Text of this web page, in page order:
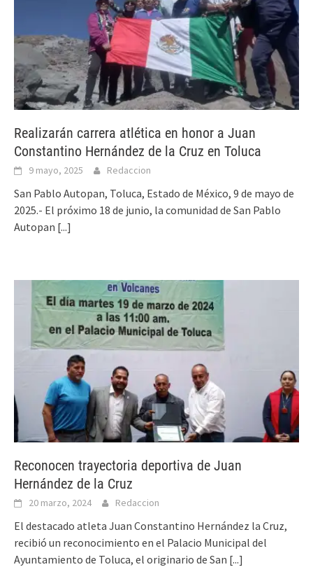
Realizarán carrera atlética en honor a Juan
Constantino Hernández de la Cruz en Toluca
9 mayo, 2025 Redaccion
San Pablo Autopan, Toluca, Estado de México, 9 de mayo de
2025.- El próximo 18 de junio, la comunidad de San Pablo
Autopan [...]
Reconocen trayectoria deportiva de Juan
Hernández de la Cruz
20 marzo, 2024 Redaccion
El destacado atleta Juan Constantino Hernández la Cruz,
recibió un reconocimiento en el Palacio Municipal del
Ayuntamiento de Toluca, el originario de San [...]